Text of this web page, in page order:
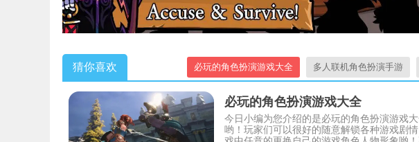
猜你喜欢 必玩的角色扮演游戏大全 多人联机角色扮演手游
必玩的角色扮演游戏大全
今日小编为您介绍的是必玩的角色扮演游戏
哟！玩家们可以很好的随意解锁各种游戏剧